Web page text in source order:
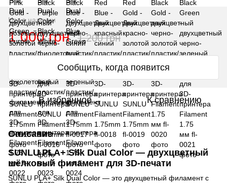
Нет в наличии
1 000 грн 1 200 грн
Сообщить, когда появится
В избранное К сравнению
Описание
SUNLU PLA+ Silk Dual Color — двухцветный
шёлковый филамент для 3D-печати
SUNLU PLA+ Silk Dual Color — это двухцветный филамент с